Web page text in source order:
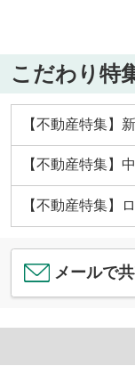
こだわり特
【不動産特集】
【不動産特集】
【不動産特集】
メールで